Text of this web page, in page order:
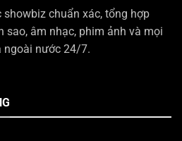
chuẩn xác, tổng hợp
sao, âm nhạc, phim ảnh và mọi
ngoài nước 24/7.